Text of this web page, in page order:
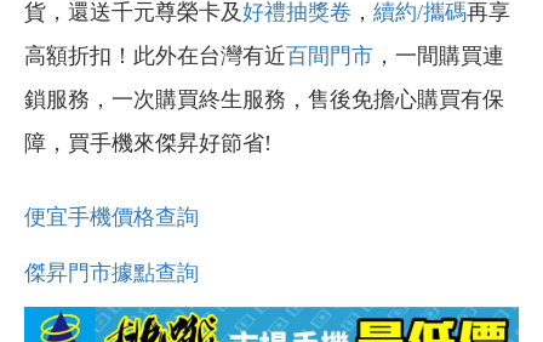
貨，還送千元尊榮卡及好禮抽獎卷 ， 續約/攜碼再享
高額折扣！此外在台灣有近百間門市 ，一間購買連
鎖服務，一次購買終生服務，售後免擔心購買有保
障，買手機來傑昇好節省!
便宜手機價格查詢
傑昇門市據點查詢